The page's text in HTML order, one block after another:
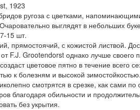
1923
ругоза с цветками,
выглядят в небольших
15 шт.
прямостоячий, с кожистой листвой.
от F.J. Grootendorst однако лучше
цветовое пятно в течение всего
к болезням и высокой зимостойкостью.
смотрятся в срезке, как сами
благодаря обильности и
без укрытия.